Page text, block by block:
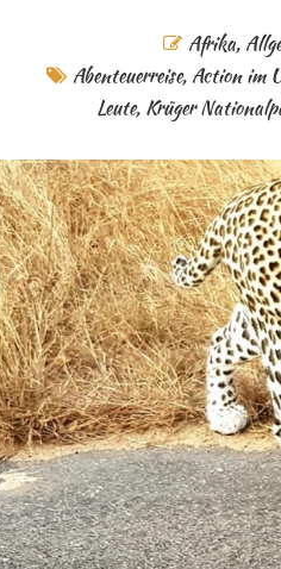
Afrika,
Abenteuerreise, Action im
Leute, Krüger